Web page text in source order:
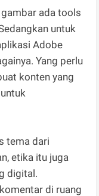
ada tools
untuk
Adobe
Yang perlu
konten yang
tema dari
etika itu juga
digital.
di ruang